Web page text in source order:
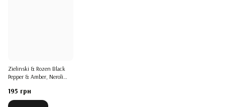
Zielinski & Rozen Black
Pepper & Amber, Neroli
(Зеленскі та Розен Блек
Пеппер, Амбре, Неролі)
195 грн